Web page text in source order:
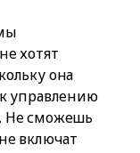
хотят
она
управлению
Не сможешь
включат